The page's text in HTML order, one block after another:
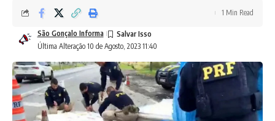
Última Alteração 10 de Agosto, 2023 11:40
São Gonçalo Informa
1 Min Read